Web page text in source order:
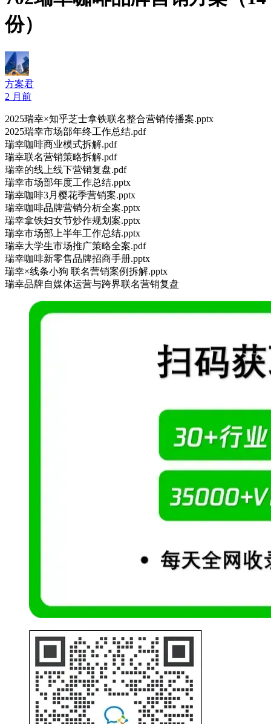
份）
方案君
2 月前
2025瑞幸×知乎芝士拿铁联名整合营销传播案.pptx
2025瑞幸市场部年终工作总结.pdf
瑞幸咖啡商业模式拆解.pdf
瑞幸联名营销策略拆解.pdf
瑞幸的线上线下营销复盘.pdf
瑞幸市场部年度工作总结.pptx
瑞幸咖啡3月樱花季营销案.pptx
瑞幸咖啡品牌营销分析全案.pptx
瑞幸拿铁妇女节炒作规划案.pptx
瑞幸市场部上半年工作总结.pptx
瑞幸大学生市场推广策略全案.pdf
瑞幸咖啡新零售品牌招商手册.pptx
瑞幸×线条小狗 联名营销案例拆解.pptx
瑞幸品牌自媒体运营与跨界联名营销复盘